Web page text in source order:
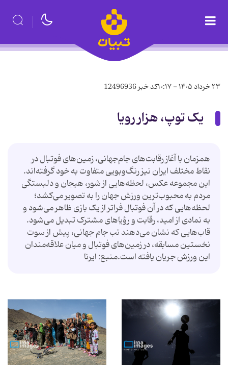
۲۳ خرداد ۱۴۰۵ - ۱۰:۱۷ کد خبر12496936
یک توپ، هزار رویا
همزمان با آغاز رقابت‌های جام‌جهانی، زمین‌های فوتبال در
نقاط مختلف ایران نیز رنگ‌وبویی متفاوت به خود گرفته‌اند.
این مجموعه عکس، لحظه‌هایی از شور، هیجان و دلبستگی
مردم به محبوب‌ترین ورزش جهان را به تصویر می‌کشد؛
لحظه‌هایی که در آن فوتبال فراتر از یک بازی ظاهر می‌شود و
به نمادی از امید، رقابت و رؤیاهای مشترک تبدیل می‌شود.
قاب‌هایی که نشان می‌دهند تب جام جهانی، پیش از سوت
نخستین مسابقه، در زمین‌های فوتبال و میان علاقه‌مندان
این ورزش جریان یافته است.منبع: ایرنا